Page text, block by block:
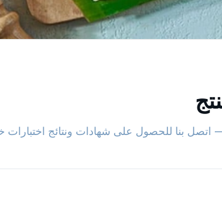
— اتصل بنا للحصول على شهادات ونتائج